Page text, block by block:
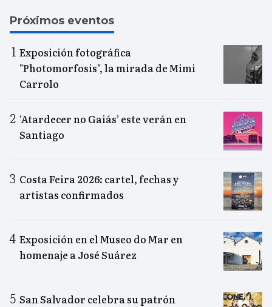
Próximos eventos
Exposición fotográfica
"Photomorfosis", la mirada de Mimi
Carrolo
‘Atardecer no Gaiás’ este verán en
Santiago
Costa Feira 2026: cartel, fechas y
artistas confirmados
Exposición en el Museo do Mar en
homenaje a José Suárez
San Salvador celebra su patrón